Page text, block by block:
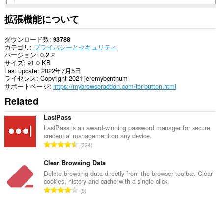
セ
ス
可
能
で
す。
This
extension
can
create
rich
notifications
and
display
to
in
こ
拡張機能について
ダウンロード数 93788
カテゴリ
プライバシーとセキュリティ
バージョン 0.2.2
サイズ 91.0 KB
Last update 2022年7月5日
ライセンス Copyright 2021 jeremybenthum
サポートページ https://mybrowseraddon.com/tor-button.html
Related
LastPass
LastPass is an award-winning password manager for secure
credential management on any device.
評
の
総
数
：
334
Clear Browsing Data
Delete browsing data directly from the browser toolbar. Clear
cookies, history and cache with a single click.
評
9